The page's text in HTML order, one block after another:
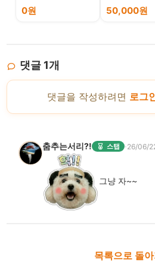
0원 50,000원
댓글 1개
댓글을 작성하려면 로그
춤추는서리?! 스탭 ·26/06/
그냥 자~~
목록으로 돌